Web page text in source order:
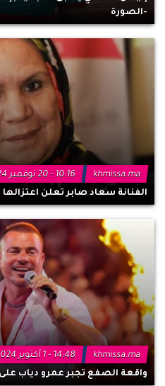
-الصورة
khmissa.ma
10:16 - 20 نوفمبر 2024
الفنانة سعاد صابر تعلن اعتزالها
khmissa.ma
14:48 - 1 أكتوبر 2024
واقعة الصفع تجبر عمرو دياب على